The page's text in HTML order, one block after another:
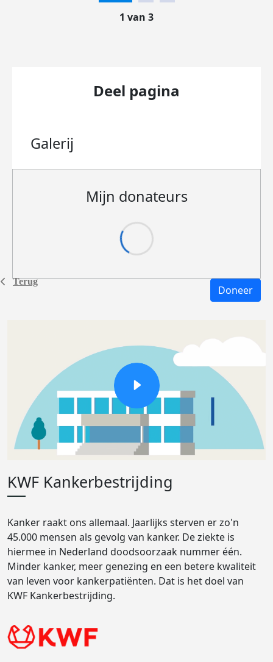
Terug
1 van 3
Deel pagina
Galerij
Mijn donateurs
Doneer
KWF Kankerbestrijding
Kanker raakt ons allemaal. Jaarlijks sterven er zo'n
45.000 mensen als gevolg van kanker. De ziekte is
hiermee in Nederland doodsoorzaak nummer één.
Minder kanker, meer genezing en een betere kwaliteit
van leven voor kankerpatiënten. Dat is het doel van
KWF Kankerbestrijding.